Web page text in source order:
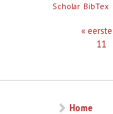
Scholar BibTex
Pagina's« eerste
11
Home